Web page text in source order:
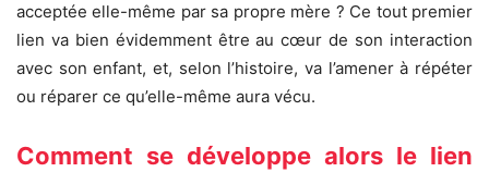
acceptée elle-même par sa propre mère ? Ce tout premier
lien va bien évidemment être au cœur de son interaction
avec son enfant, et, selon l’histoire, va l’amener à répéter
ou réparer ce qu’elle-même aura vécu.
Comment se développe alors le lien